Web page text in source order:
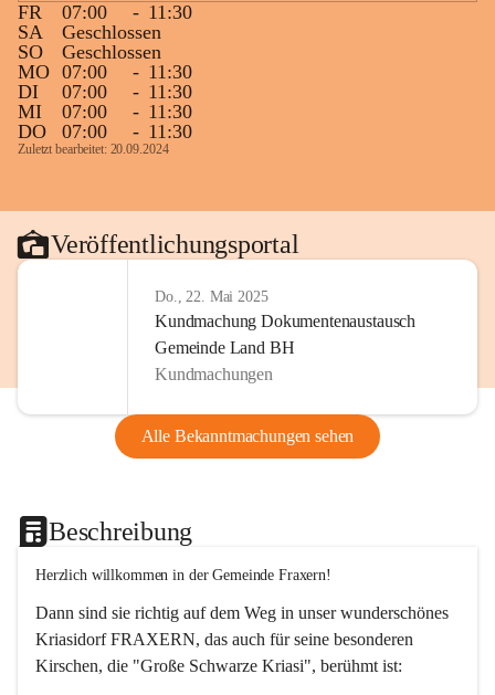
FR
07:00 - 11:30
SA
Geschlossen
SO
Geschlossen
MO 07:00 - 11:30
DI
07:00 - 11:30
MI
07:00 - 11:30
DO
07:00 - 11:30
Zuletzt bearbeitet: 20.09.2024
Veröffentlichungsportal
Do., 22. Mai 2025
Kundmachung Dokumentenaustausch
Gemeinde Land BH
Kundmachungen
Alle Bekanntmachungen sehen
Beschreibung
Herzlich willkommen in der Gemeinde Fraxern!
Dann sind sie richtig auf dem Weg in unser wunderschönes
Kriasidorf FRAXERN, das auch für seine besonderen
Kirschen, die "Große Schwarze Kriasi", berühmt ist: